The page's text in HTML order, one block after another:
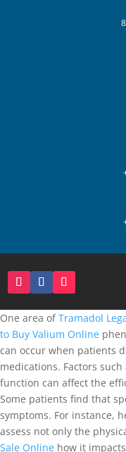
One area ofTramadol
to Buy Valium Online
can occur when patients
medications. Factors such
function can affect the
Some patients find that
symptoms. For instance,
assess not only the
Sale Online how it